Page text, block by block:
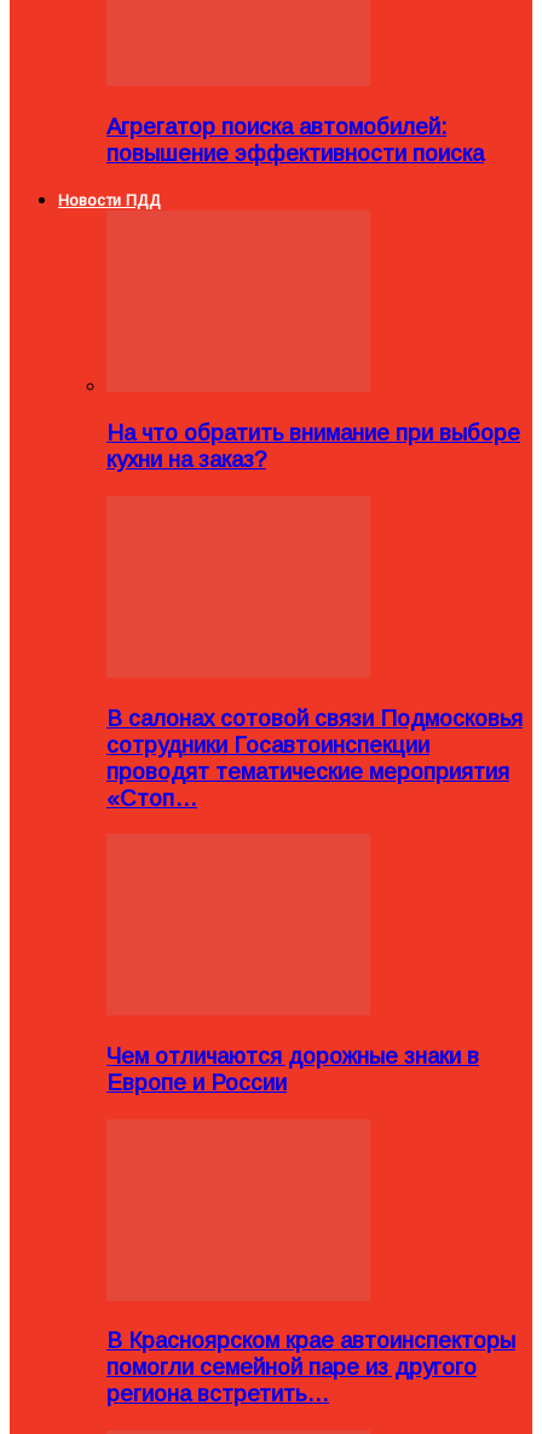
Агрегатор поиска автомобилей:
повышение эффективности поиска
Новости ПДД
На что обратить внимание при выборе
кухни на заказ?
В салонах сотовой связи Подмосковья
сотрудники Госавтоинспекции
проводят тематические мероприятия
«Стоп…
Чем отличаются дорожные знаки в
Европе и России
В Красноярском крае автоинспекторы
помогли семейной паре из другого
региона встретить…